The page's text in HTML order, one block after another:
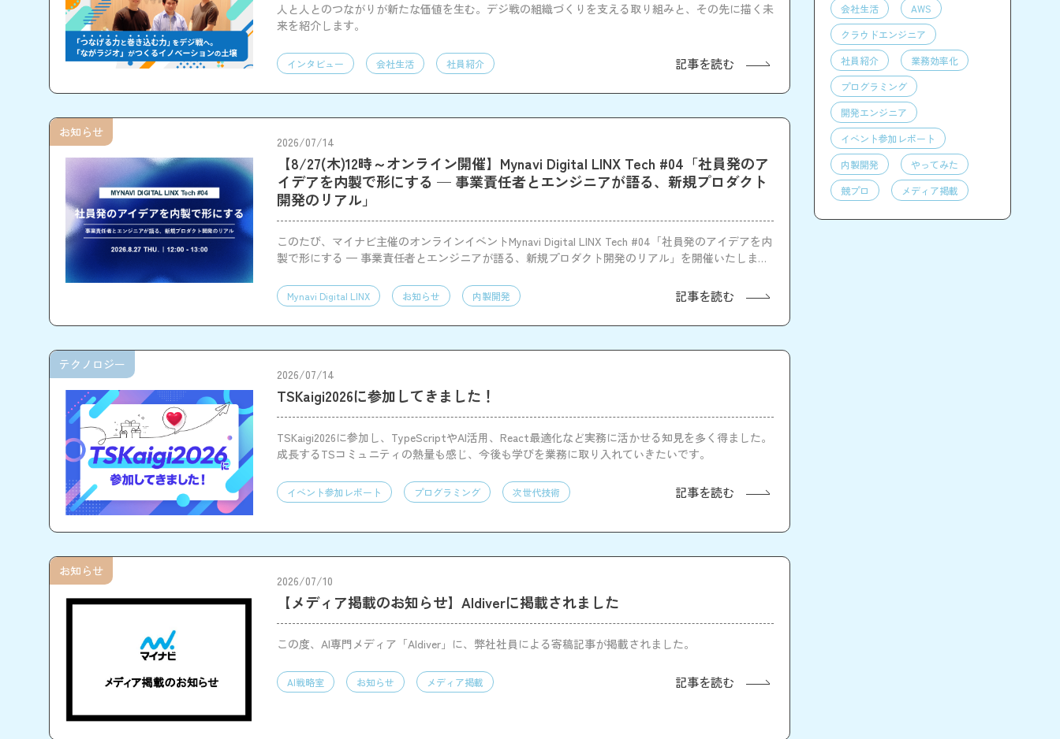
人と人とのつながりが新たな価値を生む。デジ戦の組織づくりを支える取り組みと、その先に描く未
来を紹介します。
インタビュー 会社生活 社員紹介 記事を読む
2026/07/14
【8/27(木)12時～オンライン開催】Mynavi Digital LINX Tech #04「社員発のア
イデアを内製で形にする — 事業責任者とエンジニアが語る、新規プロダクト
開発のリアル」
このたび、マイナビ主催のオンラインイベントMynavi Digital LINX Tech #04「社員発のアイデアを内
製で形にする — 事業責任者とエンジニアが語る、新規プロダクト開発のリアル」を開催いたしま
Mynavi Digital LINX お知らせ 内製開発 記事を読む
お知らせ
2026/07/14
TSKaigi2026に参加してきました！
TSKaigi2026に参加し、TypeScriptやAI活用、React最適化など実務に活かせる知見を多く得ました。
成長するTSコミュニティの熱量も感じ、今後も学びを業務に取り入れていきたいです。
イベント参加レポート プログラミング 次世代技術 記事を読む
テクノロジー
2026/07/10
【メディア掲載のお知らせ】AIdiverに掲載されました
この度、AI専門メディア「AIdiver」に、弊社社員による寄稿記事が掲載されました。
AI戦略室 お知らせ メディア掲載 記事を読む
お知らせ
会社生活
AWS
クラウドエンジニア
社員紹介
業務効率化
プログラミング
開発エンジニア
イベント参加レポート
内製開発
やってみた
競プロ
メディア掲載